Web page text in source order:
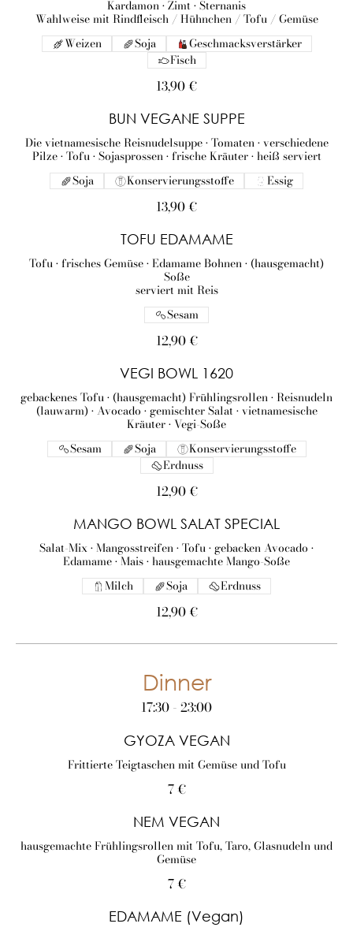
Kardamon • Zimt • Sternanis
Wahlweise mit Rindfleisch / Hühnchen / Tofu / Gemüse
13,90 €
Weizen Soja
Geschmacksverstärker
Fisch
BUN VEGANE SUPPE
Die vietnamesische Reisnudelsuppe • Tomaten • verschiedene
Pilze • Tofu • Sojasprossen • frische Kräuter • heiß serviert
13,90 €
Soja Konservierungsstoffe Essig
TOFU EDAMAME
Tofu • frisches Gemüse • Edamame Bohnen • (hausgemacht)
Soße
serviert mit Reis
12,90 €
Sesam
VEGI BOWL 1620
gebackenes Tofu • (hausgemacht) Frühlingsrollen • Reisnudeln
(lauwarm) • Avocado • gemischter Salat • vietnamesische
Kräuter • Vegi-Soße
12,90 €
Sesam Soja
Konservierungsstoffe
Erdnuss
MANGO BOWL SALAT SPECIAL
Salat-Mix • Mangosstreifen • Tofu • gebacken Avocado •
Edamame • Mais • hausgemachte Mango-Soße
12,90 €
Milch Soja Erdnuss
Dinner
17:30 - 23:00
GYOZA VEGAN
Frittierte Teigtaschen mit Gemüse und Tofu
7 €
NEM VEGAN
hausgemachte Frühlingsrollen mit Tofu, Taro, Glasnudeln und
Gemüse
7 €
EDAMAME (Vegan)